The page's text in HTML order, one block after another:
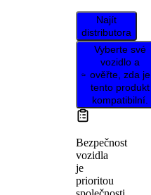
Najít
distributora
Vyberte své
vozidlo a
ověřte, zda je
tento produkt
kompatibilní.
Bezpečnost
vozidla
je
prioritou